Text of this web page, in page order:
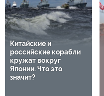
Китайские и
российские корабли
кружат вокруг
Японии. Что это
значит?